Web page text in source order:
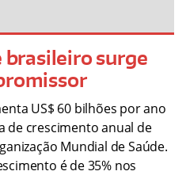
brasileiro surge
US$ 60 bilhões por ano
de crescimento anual de
Mundial de Saúde.
é de 35% nos